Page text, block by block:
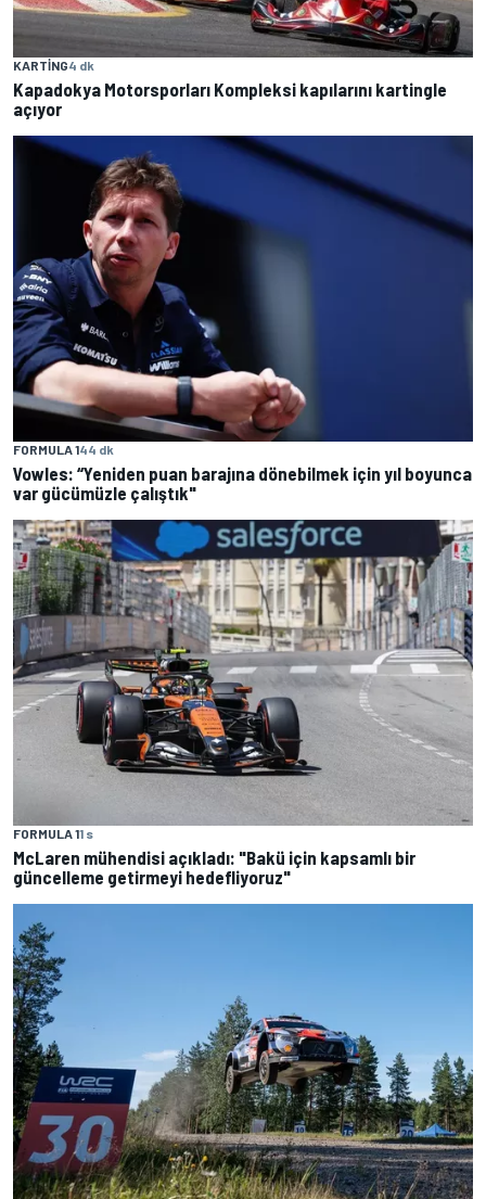
KARTING4 dk
Kapadokya Motorsporları Kompleksi kapılarını kartingle
açıyor
FORMULA 144 dk
Vowles: “Yeniden puan barajına dönebilmek için yıl boyunca
var gücümüzle çalıştık"
FORMULA 11 s
McLaren mühendisi açıkladı: "Bakü için kapsamlı bir
güncelleme getirmeyi hedefliyoruz"